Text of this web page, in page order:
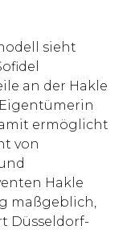
sieht
an der Hakle
ermöglicht
von
Hakle
maßgeblich,
Düsseldorf-